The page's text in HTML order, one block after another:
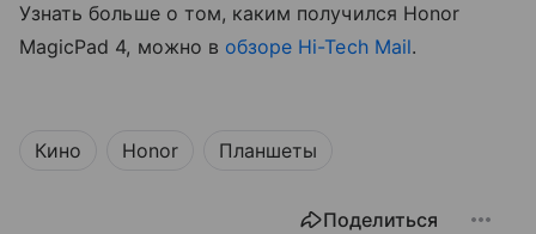
Узнать больше о том, каким получился Honor
MagicPad 4, можно в обзоре Hi-Tech Mail.
Кино Honor Планшеты
Поделиться